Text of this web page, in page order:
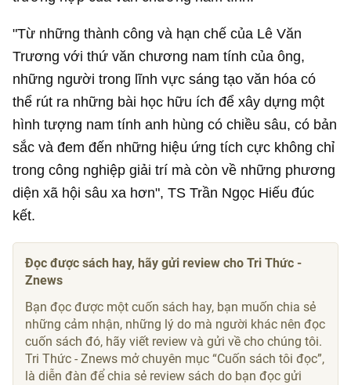
"Từ những thành công và hạn chế của Lê Văn
Trương với thứ văn chương nam tính của ông,
những người trong lĩnh vực sáng tạo văn hóa có
thể rút ra những bài học hữu ích để xây dựng một
hình tượng nam tính anh hùng có chiều sâu, có bản
sắc và đem đến những hiệu ứng tích cực không chỉ
trong công nghiệp giải trí mà còn về những phương
diện xã hội sâu xa hơn", TS Trần Ngọc Hiếu đúc
kết.
Đọc được sách hay, hãy gửi review cho Tri Thức -
Znews
Bạn đọc được một cuốn sách hay, bạn muốn chia sẻ
những cảm nhận, những lý do mà người khác nên đọc
cuốn sách đó, hãy viết review và gửi về cho chúng tôi.
Tri Thức - Znews mở chuyên mục “Cuốn sách tôi đọc”,
là diễn đàn để chia sẻ review sách do bạn đọc gửi